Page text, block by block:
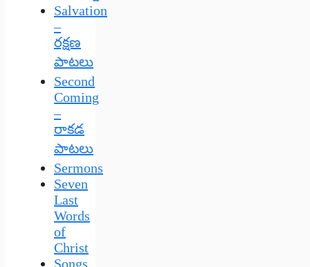
Salvation
–
రక్షణ
పాటలు
Second
Coming
–
రాకడ
పాటలు
Sermons
Seven
Last
Words
of
Christ
Songs